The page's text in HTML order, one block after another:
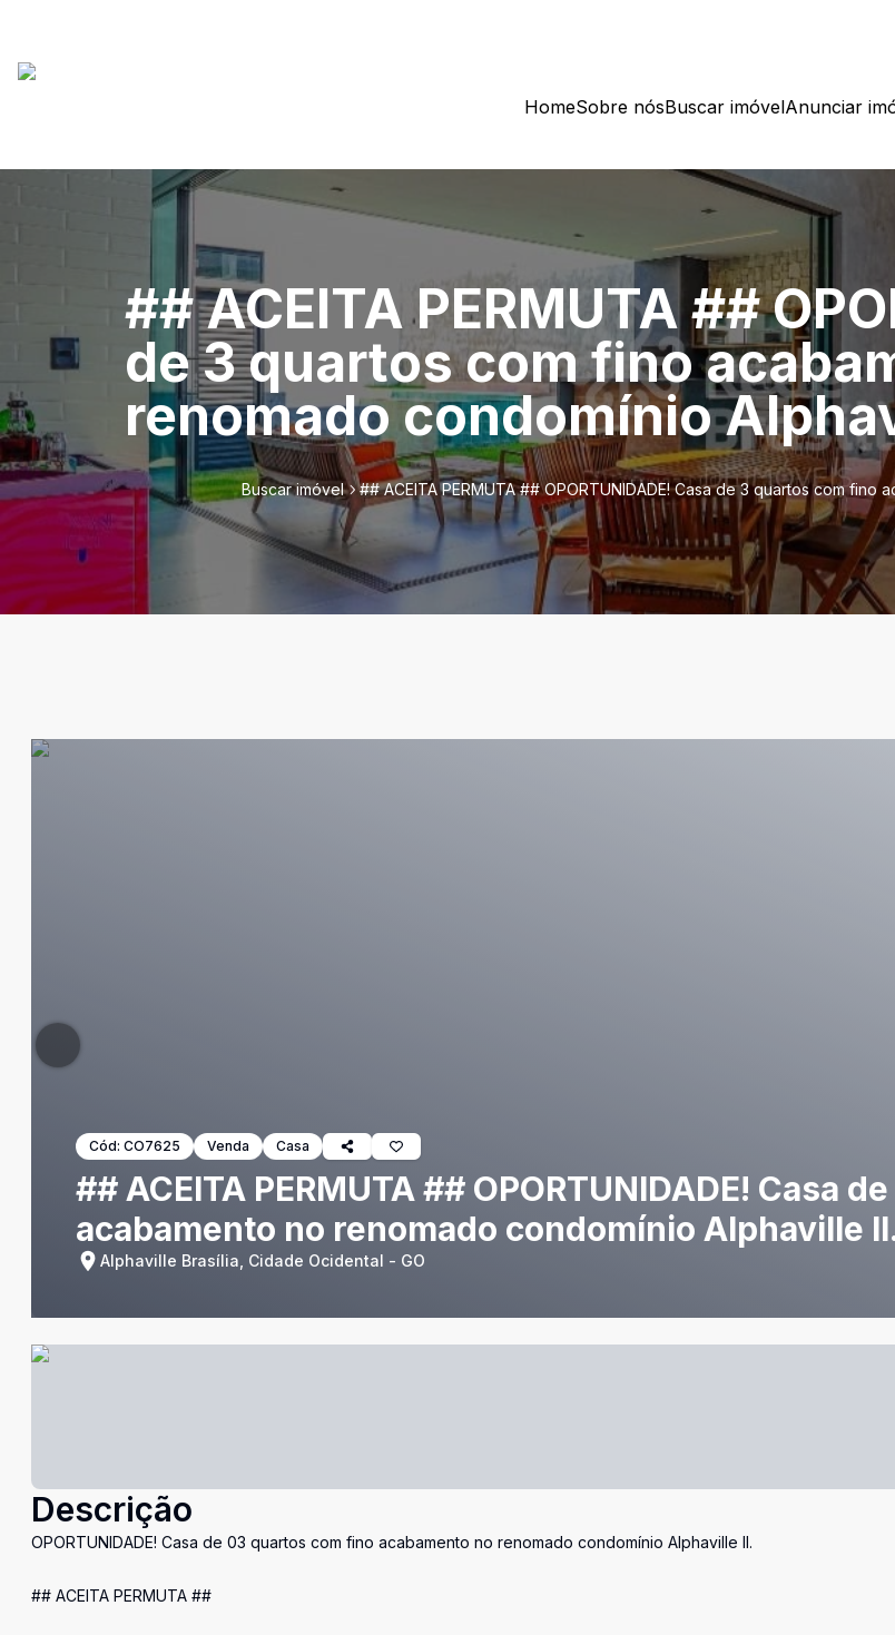
HomeSobre nósBuscar imóvelAnunciar
## ACEITA PERMUTA ##
de 3 quartos com fino
renomado condomínio
Buscar imóvel ## ACEITA PERMUTA ## OPORTUNIDADE! Casa de 3 quartos com
Cód: CO7625 Venda Casa
## ACEITA PERMUTA ## OPORTUNIDADE! Casa
acabamento no renomado condomínio Alphaville
Alphaville Brasília, Cidade Ocidental - GO
Descrição
OPORTUNIDADE! Casa de 03 quartos com fino acabamento no renomado condomínio Alphaville II.
## ACEITA PERMUTA ##